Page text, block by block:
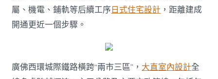
俱
意
佛
西
屬、機電、鋪軌等后續工序日式住宅設計 ，距離建成
開通更近一個步驟。
廣佛西環城際鐵路橫跨“兩市三區”， 大直室內設計全